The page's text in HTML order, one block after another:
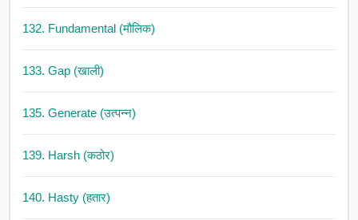
132. Fundamental (मौलिक)
133. Gap (खाली)
135. Generate (उत्पन्न)
139. Harsh (कठोर)
140. Hasty (हतार)